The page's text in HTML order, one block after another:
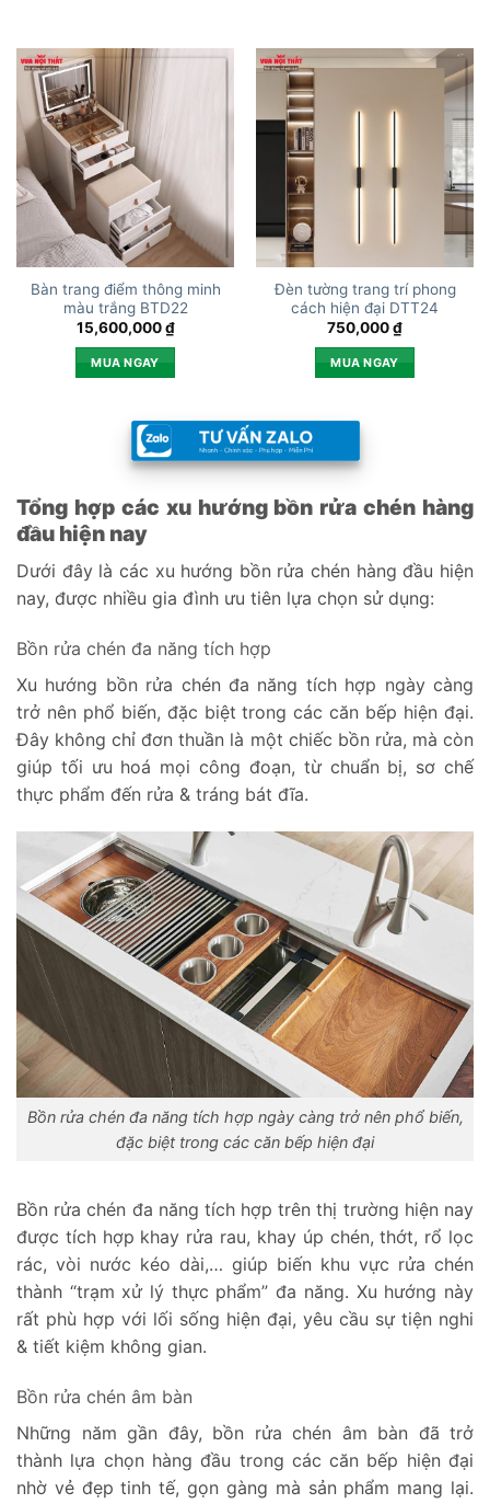
Bàn trang điểm thông minh
màu trắng BTD22
15,600,000₫
MUA NGAY
Đèn tường trang trí phong
cách hiện đại DTT24
750,000₫
MUA NGAY
Tổng hợp các xu hướng bồn rửa chén hàng
đầu hiện nay
Dưới đây là các xu hướng bồn rửa chén hàng đầu hiện
nay, được nhiều gia đình ưu tiên lựa chọn sử dụng:
Bồn rửa chén đa năng tích hợp
Xu hướng bồn rửa chén đa năng tích hợp ngày càng
trở nên phổ biến, đặc biệt trong các căn bếp hiện đại.
Đây không chỉ đơn thuần là một chiếc bồn rửa, mà còn
giúp tối ưu hoá mọi công đoạn, từ chuẩn bị, sơ chế
thực phẩm đến rửa & tráng bát đĩa.
Bồn rửa chén đa năng tích hợp ngày càng trở nên phổ biến,
đặc biệt trong các căn bếp hiện đại
Bồn rửa chén đa năng tích hợp trên thị trường hiện nay
được tích hợp khay rửa rau, khay úp chén, thớt, rổ lọc
rác, vòi nước kéo dài,… giúp biến khu vực rửa chén
thành “trạm xử lý thực phẩm” đa năng. Xu hướng này
rất phù hợp với lối sống hiện đại, yêu cầu sự tiện nghi
& tiết kiệm không gian.
Bồn rửa chén âm bàn
Những năm gần đây, bồn rửa chén âm bàn đã trở
thành lựa chọn hàng đầu trong các căn bếp hiện đại
nhờ vẻ đẹp tinh tế, gọn gàng mà sản phẩm mang lại.